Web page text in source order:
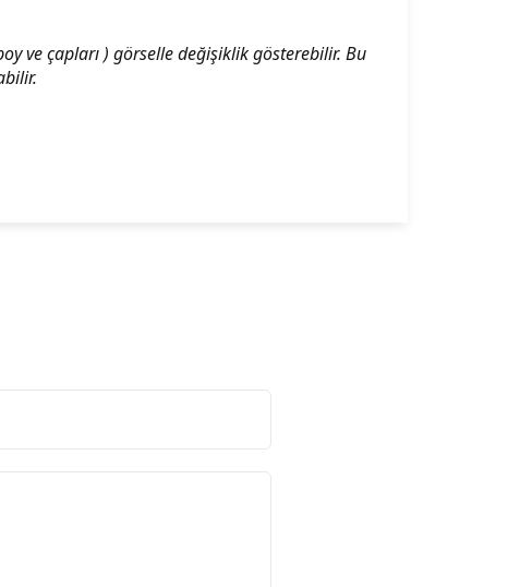
ve çapları ) görselle değişiklik gösterebilir. Bu